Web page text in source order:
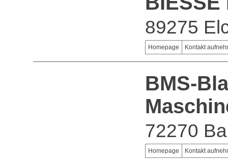
89275
Homepage Kontakt
BMS-
72270
Homepage Kontakt